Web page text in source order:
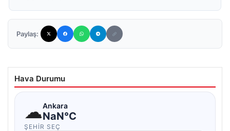
Paylaş:
Hava Durumu
☁Ankara
NaN°C
ŞEHIR SEÇ